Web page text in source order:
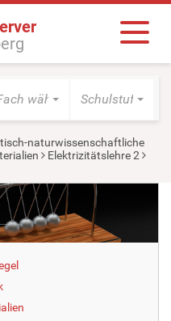
wählen Schulstufe
naturwissenschaftliche
Elektrizitätslehre 2